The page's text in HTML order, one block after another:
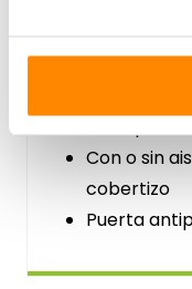
Con o sin
cobertizo
Puerta